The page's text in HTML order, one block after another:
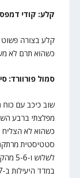
קלע: קודי דמפס
קלע בצורה
כשהוא תרם לא
סמול פורוורד: סי
שוב כיכב עם
מפלצתי ברבע
כשהוא לא הצליח
במדד היעילות ב-37 דקות.